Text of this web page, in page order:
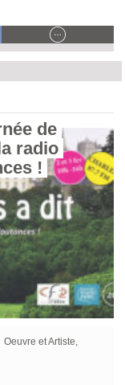
de
radio
!
et Artiste,